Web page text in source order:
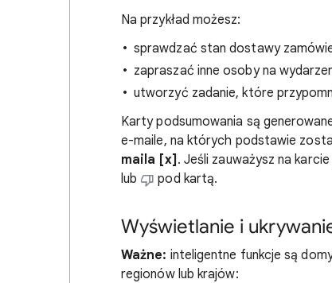
Na przykład możesz:
sprawdzać stan dostawy
zapraszać inne osoby na
utworzyć zadanie, które
Karty podsumowania są
e-maile, na których podstawie
maila [x] . Jeśli zauważysz na
lub
pod kartą.
Wyświetlanie i
Ważne: inteligentne funkcje są
regionów lub krajów: